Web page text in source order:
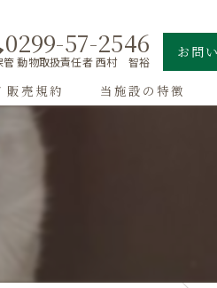
0299-57-2546
動物取扱責任者 西村 智裕
お問
販売規約 当施設の特徴